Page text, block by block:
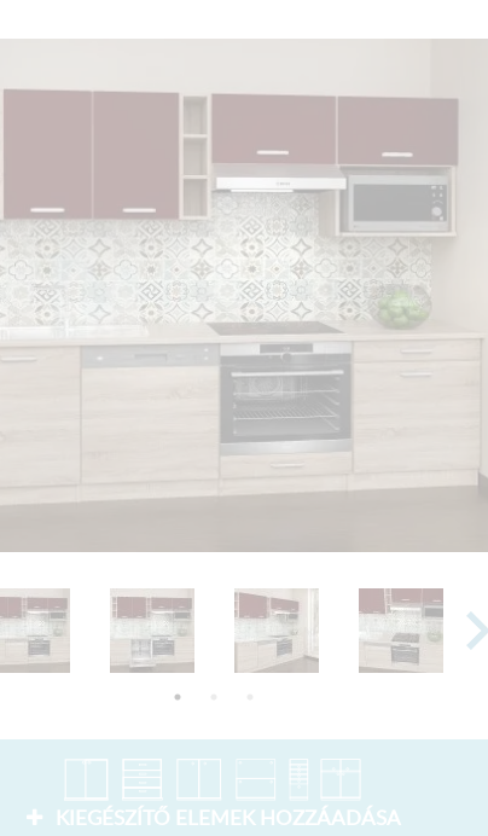
KIEGÉSZÍTŐ ELEMEK HOZZÁADÁSA